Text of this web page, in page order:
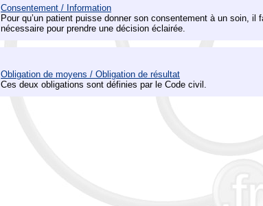
Consentement / Information
Pour qu’un patient puisse donner son consentement à un soin, il
nécessaire pour prendre une décision éclairée.
Obligation de moyens / Obligation de résultat
Ces deux obligations sont définies par le Code civil.